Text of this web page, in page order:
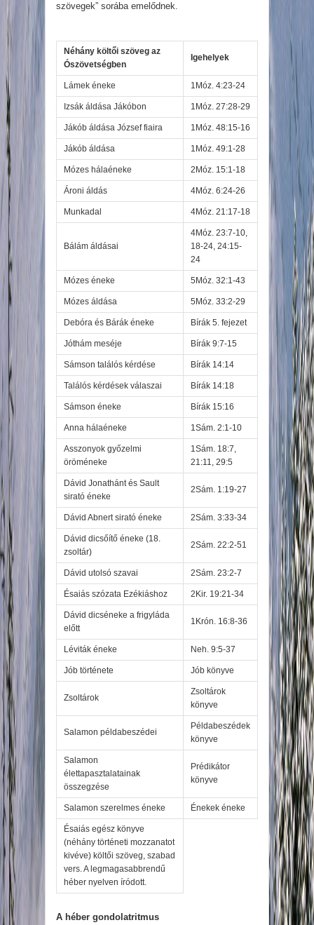
szövegek” sorába emelődnek.
Néhány költői szöveg az
Ószövetségben
Igehelyek
Lámek éneke 1Móz. 4:23-24
Izsák áldása Jákóbon 1Móz. 27:28-29
Jákób áldása József fiaira 1Móz. 48:15-16
Jákób áldása 1Móz. 49:1-28
Mózes hálaéneke 2Móz. 15:1-18
Ároni áldás 4Móz. 6:24-26
Munkadal 4Móz. 21:17-18
Bálám áldásai
4Móz. 23:7-10,
18-24, 24:15-
24
Mózes éneke 5Móz. 32:1-43
Mózes áldása 5Móz. 33:2-29
Debóra és Bárák éneke Bírák 5. fejezet
Jóthám meséje Bírák 9:7-15
Sámson találós kérdése Bírák 14:14
Találós kérdések válaszai Bírák 14:18
Sámson éneke Bírák 15:16
Anna hálaéneke 1Sám. 2:1-10
Asszonyok győzelmi
öröméneke
1Sám. 18:7,
21:11, 29:5
Dávid Jonathánt és Sault
sirató éneke
2Sám. 1:19-27
Dávid Abnert sirató éneke 2Sám. 3:33-34
Dávid dicsőítő éneke (18.
zsoltár)
2Sám. 22:2-51
Dávid utolsó szavai 2Sám. 23:2-7
Ésaiás szózata Ezékiáshoz 2Kir. 19:21-34
Dávid dicséneke a frigyláda
előtt
1Krón. 16:8-36
Léviták éneke Neh. 9:5-37
Jób története Jób könyve
Zsoltárok
Zsoltárok
könyve
Salamon példabeszédei
Példabeszédek
könyve
Salamon
élettapasztalatainak
összegzése
Prédikátor
könyve
Salamon szerelmes éneke Énekek éneke
Ésaiás egész könyve
(néhány történeti mozzanatot
kivéve) költői szöveg, szabad
vers. A legmagasabbrendű
héber nyelven íródott.
A héber gondolatritmus